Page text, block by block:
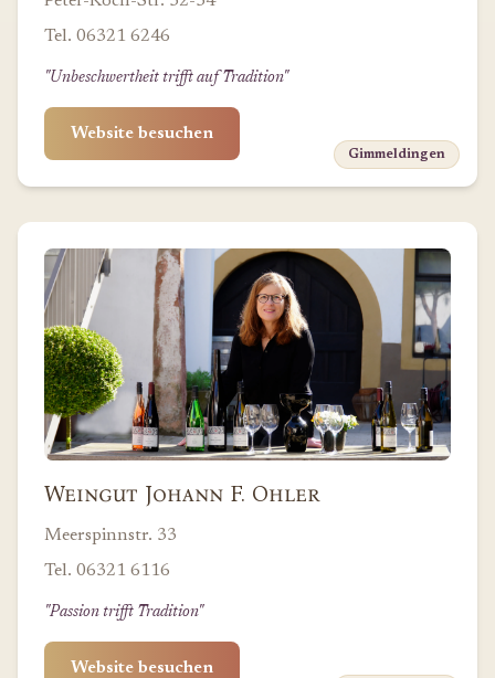
Gimmeldingen
Tel. 06321 6246
"Unbeschwertheit trifft auf Tradition"
Website besuchen
Weingut Johann F. Ohler
Meerspinnstr. 33
Tel. 06321 6116
"Passion trifft Tradition"
Website besuchen